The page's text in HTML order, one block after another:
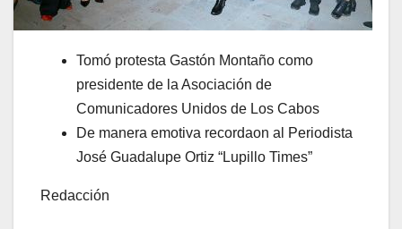
Tomó protesta Gastón Montaño como
presidente de la Asociación de
Comunicadores Unidos de Los Cabos
De manera emotiva recordaon al Periodista
José Guadalupe Ortiz “Lupillo Times”
Redacción